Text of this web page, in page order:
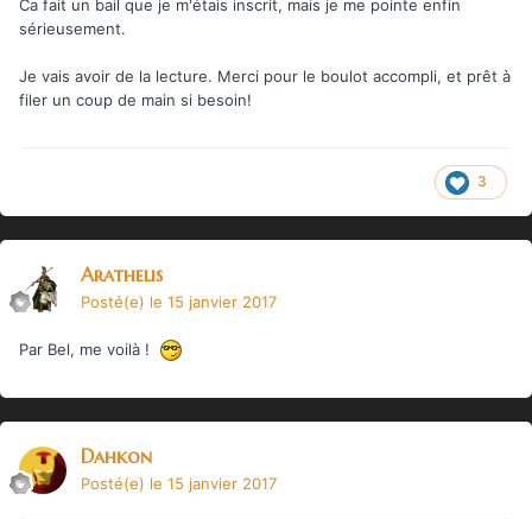
Ca fait un bail que je m'étais inscrit, mais je me pointe enfin
sérieusement.
Je vais avoir de la lecture. Merci pour le boulot accompli, et prêt à
filer un coup de main si besoin!
3
Arathelis
Posté(e) le 15 janvier 2017
Par Bel, me voilà !
Dahkon
Posté(e) le 15 janvier 2017